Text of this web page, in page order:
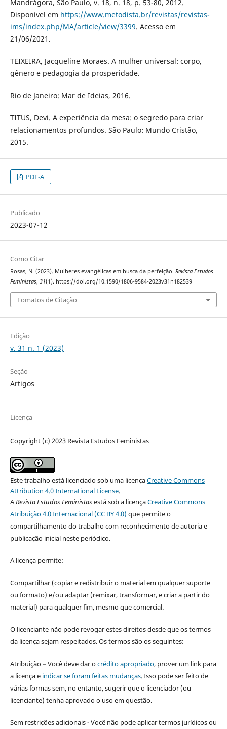
Mandrágora, São Paulo, v. 18, n. 18, p. 53-80, 2012.
Disponível em https://www.metodista.br/revistas/revistas-
ims/index.php/MA/article/view/3399. Acesso em
21/06/2021.
TEIXEIRA, Jacqueline Moraes. A mulher universal: corpo,
gênero e pedagogia da prosperidade.
Rio de Janeiro: Mar de Ideias, 2016.
TITUS, Devi. A experiência da mesa: o segredo para criar
relacionamentos profundos. São Paulo: Mundo Cristão,
2015.
PDF-A
Publicado
2023-07-12
Como Citar
Rosas, N. (2023). Mulheres evangélicas em busca da perfeição. Revista Estudos
Feministas, 31(1). https://doi.org/10.1590/1806-9584-2023v31n182539
Fomatos de Citação
Edição
v. 31 n. 1 (2023)
Seção
Artigos
Licença
Copyright (c) 2023 Revista Estudos Feministas
Este trabalho está licenciado sob uma licençaCreative Commons
Attribution 4.0 International License.
ARevista Estudos Feministasestá sob a licençaCreative Commons
Atribuição 4.0 Internacional (CC BY 4.0) que permite o
compartilhamento do trabalho com reconhecimento de autoria e
publicação inicial neste periódico.
A licença permite:
Compartilhar (copiar e redistribuir o material em qualquer suporte
ou formato) e/ou adaptar (remixar, transformar, e criar a partir do
material) para qualquer fim, mesmo que comercial.
O licenciante não pode revogar estes direitos desde que os termos
da licença sejam respeitados. Os termos são os seguintes:
Atribuição – Você deve dar ocrédito apropriado, prover um link para
a licença e indicar se foram feitas mudanças. Isso pode ser feito de
várias formas sem, no entanto, sugerir que o licenciador (ou
licenciante) tenha aprovado o uso em questão.
Sem restrições adicionais - Você não pode aplicar termos jurídicos ou